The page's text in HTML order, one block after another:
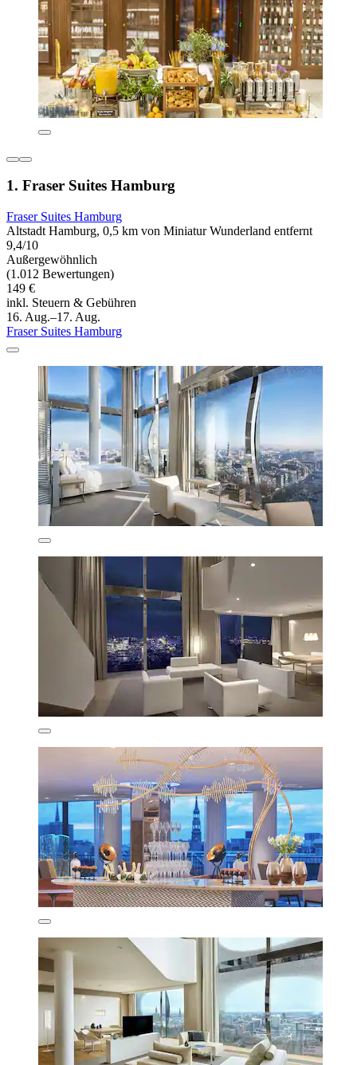
1. Fraser Suites Hamburg
Fraser Suites Hamburg
Altstadt Hamburg, 0,5 km von Miniatur Wunderland entfernt
9,4/10
Außergewöhnlich
(1.012 Bewertungen)
149 €
inkl. Steuern & Gebühren
16. Aug.–17. Aug.
Fraser Suites Hamburg